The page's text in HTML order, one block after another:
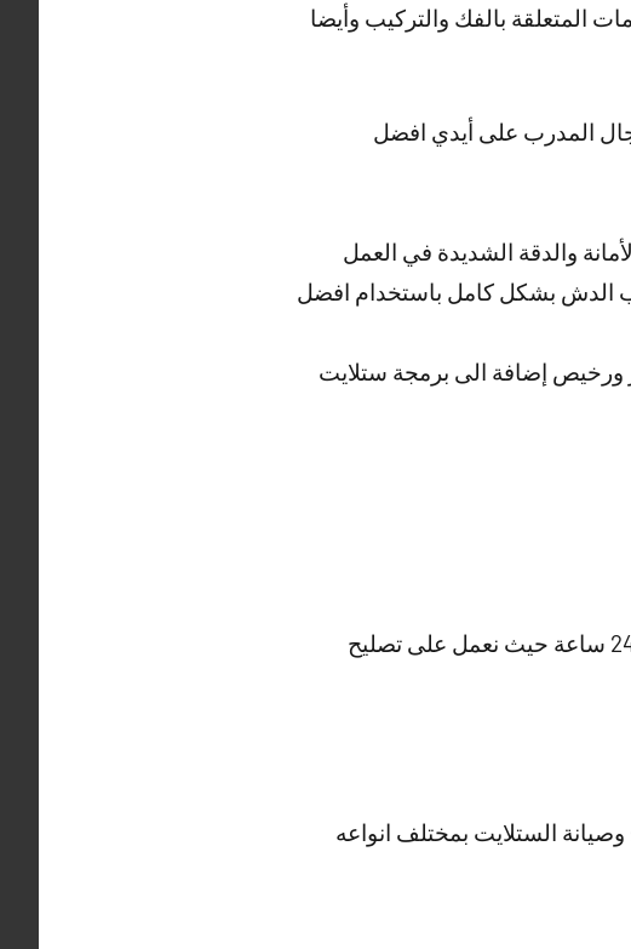
المتعلقة بالفك والتركيب وأيضا
في هذا المجال المدرب على أيدي افضل
والدقة الشديدة في العمل
الدش بشكل كامل باستخدام افضل
إضافة الى برمجة ستلايت
نقدم لكم افضل فني تركيب ستلايت اشبيلية يعمل في تصليح ستلايت على مدار 24 ساعة حيث نعمل على تصليح
الستلايت بمختلف انواعه